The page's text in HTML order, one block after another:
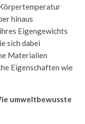
hinaus
Eigengewichts
sich dabei
Materialien
Eigenschaften wie
umweltbewusste